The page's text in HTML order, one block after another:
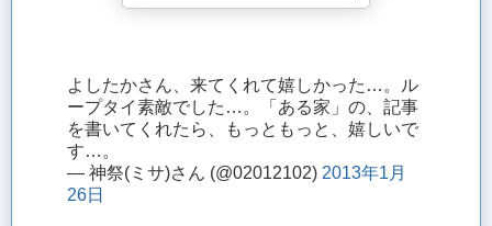
よしたかさん、来てくれて嬉しかった…。ル
ープタイ素敵でした…。「ある家」の、記事
を書いてくれたら、もっともっと、嬉しいで
す…。
— 神祭(ミサ)さん (@02012102) 2013年1月
26日